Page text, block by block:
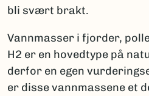
bli svært brakt.
Vannmasser i fjorder,
H2 er en hovedtype på
derfor en egen
er disse vannmassene et